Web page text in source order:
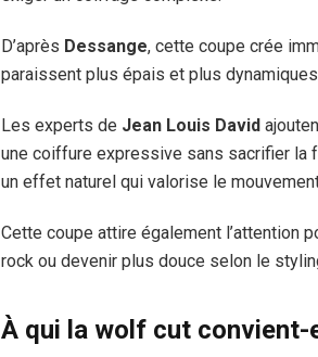
D’après Dessange, cette coupe crée
paraissent plus épais et plus
Les experts de Jean Louis David
une coiffure expressive sans sacrifier la
un effet naturel qui valorise le
Cette coupe attire également l’attention
rock ou devenir plus douce selon le
À qui la wolf cut convient-